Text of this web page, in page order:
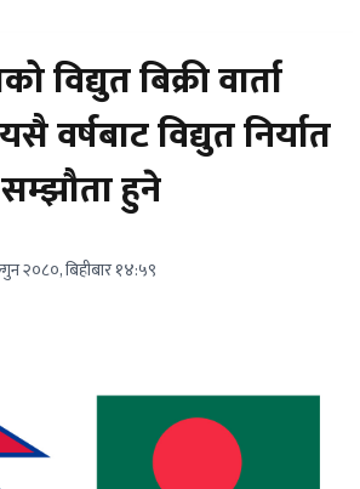
बिक्री वार्ता
वर्षबाट विद्युत निर्यात
सम्झौता हुने
२०८०, बिहीबार १४:५९